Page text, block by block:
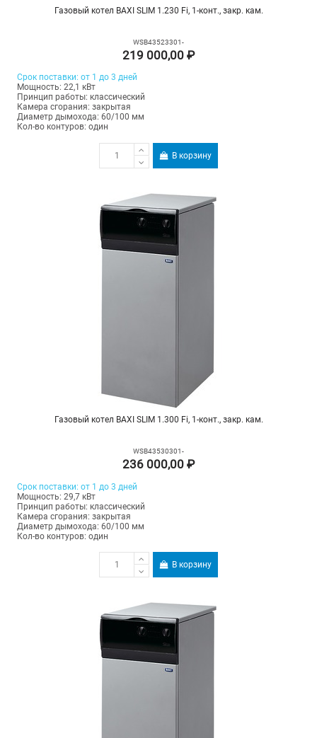
Газовый котел BAXI SLIM 1.230 Fi, 1-конт., закр. кам.
WSB43523301-
219 000,00 ₽
Срок поставки: от 1 до 3 дней
Мощность: 22,1 кВт
Принцип работы: классический
Камера сгорания: закрытая
Диаметр дымохода: 60/100 мм
Кол-во контуров: один
В корзину
Газовый котел BAXI SLIM 1.300 Fi, 1-конт., закр. кам.
WSB43530301-
236 000,00 ₽
Срок поставки: от 1 до 3 дней
Мощность: 29,7 кВт
Принцип работы: классический
Камера сгорания: закрытая
Диаметр дымохода: 60/100 мм
Кол-во контуров: один
В корзину